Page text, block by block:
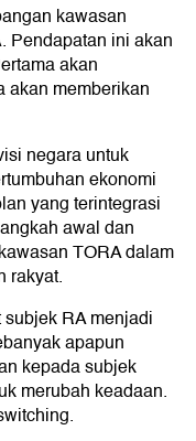
kawasan
Pendapatan ini akan
akan
akan memberikan
negara untuk
ekonomi
yang terintegrasi
awal dan
TORA dalam
rakyat.
RA menjadi
apapun
kepada subjek
merubah keadaan.